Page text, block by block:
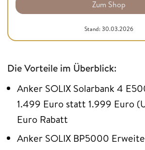
Zum Shop
Stand: 30.03.2026
Die Vorteile im Überblick:
Anker SOLIX Solarbank 4
1.499 Euro statt 1.999 Euro
Euro Rabatt
Anker SOLIX BP5000